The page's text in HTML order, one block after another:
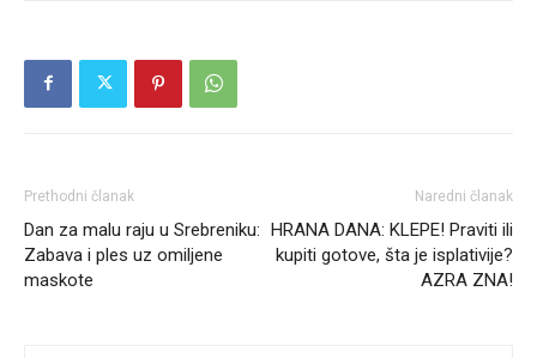
Prethodni članak
Dan za malu raju u Srebreniku:
Zabava i ples uz omiljene
maskote
Naredni članak
HRANA DANA: KLEPE! Praviti ili
kupiti gotove, šta je isplativije?
AZRA ZNA!